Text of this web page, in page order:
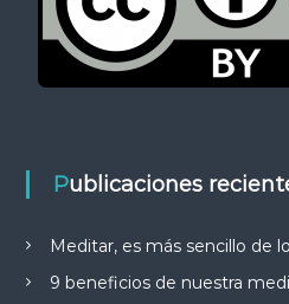
Publicaciones
Meditar, es más sencillo de
9 beneficios de nuestra